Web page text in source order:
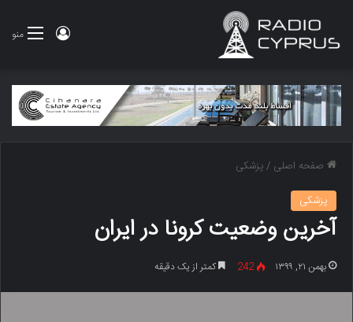
منو ورود
صفحه اصلی /پزشکی
پزشکی
آخرین وضعیت کرونا در ایران
بهمن ۲۱, ۱۳۹۹ 242 کمتر از یک دقیقه